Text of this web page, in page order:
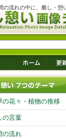
の流れの中に、癒し・憩
の花々・植物の推移
の言葉
の流れ